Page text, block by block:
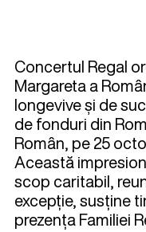
Concertul Regal
Margareta a
longevive și de
de fonduri din
Român, pe 25
Această
scop caritabil,
excepție, susține
prezența Familiei